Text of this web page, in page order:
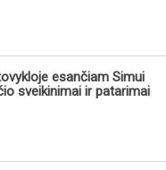
esančiam Simui
sveikinimai ir patarimai